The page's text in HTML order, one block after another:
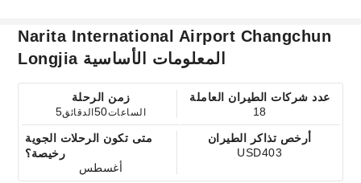
Narita International Airport Changchun
Longjia المعلومات الأساسية
زمن الرحلة
5
الساعات50 الدقائق
عدد شركات الطيران العاملة
18
متى تكون الرحلات الجوية
رخيصة؟
أغسطس
أرخص تذاكر الطيران
USD403